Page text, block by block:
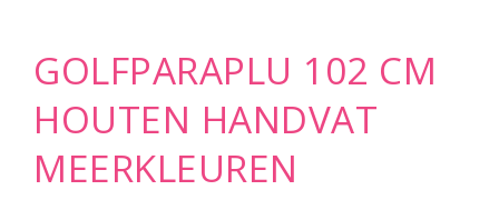
GOLFPARAPLU 102 CM
HOUTEN HANDVAT
MEERKLEUREN